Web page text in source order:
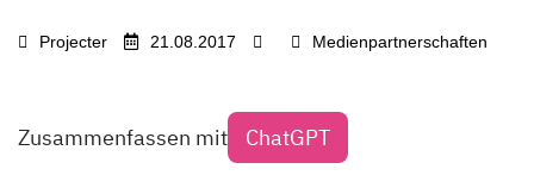
Projecter 21.08.2017 Medienpartnerschaften
Zusammenfassen mit ChatGPT